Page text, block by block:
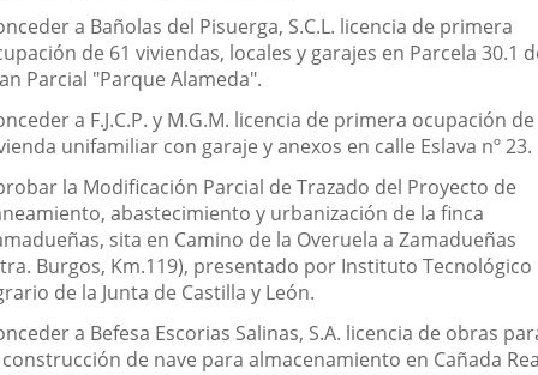
a Bañolas del Pisuerga, S.C.L. licencia de primera
de 61 viviendas, locales y garajes en Parcela 30.1
Parcial "Parque Alameda".
a F.J.C.P. y M.G.M. licencia de primera ocupación de
unifamiliar con garaje y anexos en calle Eslava nº 23.
la Modificación Parcial de Trazado del Proyecto de
abastecimiento y urbanización de la finca
sita en Camino de la Overuela a Zamadueñas
Burgos, Km.119), presentado por Instituto Tecnológico
de la Junta de Castilla y León.
a Befesa Escorias Salinas, S.A. licencia de obras
de nave para almacenamiento en Cañada